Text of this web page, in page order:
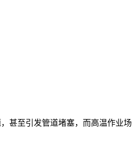
甚至引发管道堵塞，而高温作业场